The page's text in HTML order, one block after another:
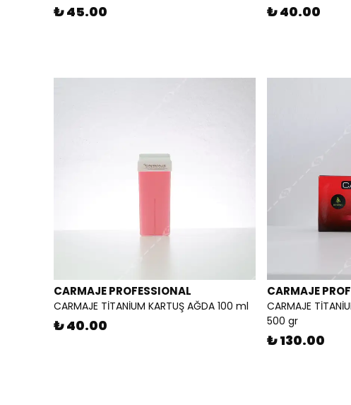
₺ 45.00 ₺ 40.00
CARMAJE PROFESSIONAL
CARMAJE TİTANİUM KARTUŞ AĞDA 100 ml
₺ 40.00
CARMAJE
CARMAJE
500 gr
₺ 130.00